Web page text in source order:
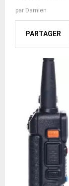
par Damien
PARTAGER